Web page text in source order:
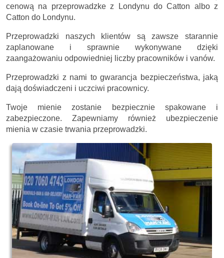
cenową na przeprowadzke z Londynu do Catton albo z
Catton do Londynu.
Przeprowadzki naszych klientów są zawsze starannie
zaplanowane i sprawnie wykonywane dzięki
zaangażowaniu odpowiedniej liczby pracowników i vanów.
Przeprowadzki z nami to gwarancja bezpieczeństwa, jaką
dają doświadczeni i uczciwi pracownicy.
Twoje mienie zostanie bezpiecznie spakowane i
zabezpieczone. Zapewniamy również ubezpieczenie
mienia w czasie trwania przeprowadzki.